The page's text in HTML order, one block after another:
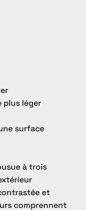
plus léger
surface
à trois
et
comprennent